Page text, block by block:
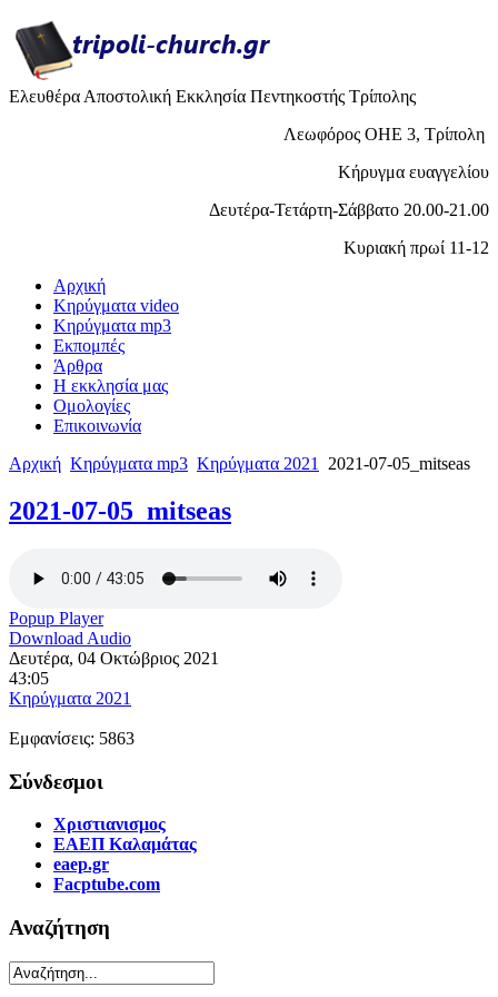
Ελευθέρα Αποστολική Εκκλησία Πεντηκοστής Τρίπολης
Λεωφόρος ΟΗΕ 3, Τρίπολη
Κήρυγμα ευαγγελίου
Δευτέρα-Τετάρτη-Σάββατο 20.00-21.00
Κυριακή πρωί 11-12
Αρχική
Κηρύγματα video
Κηρύγματα mp3
Εκπομπές
Άρθρα
H εκκλησία μας
Ομολογίες
Επικοινωνία
Αρχική Κηρύγματα mp3 Κηρύγματα 2021 2021-07-05_mitseas
2021-07-05_mitseas
Popup Player
Download Audio
Δευτέρα, 04 Οκτώβριος 2021
43:05
Κηρύγματα 2021
Εμφανίσεις: 5863
Σύνδεσμοι
Χριστιανισμος
ΕΑΕΠ Καλαμάτας
eaep.gr
Facptube.com
Αναζήτηση